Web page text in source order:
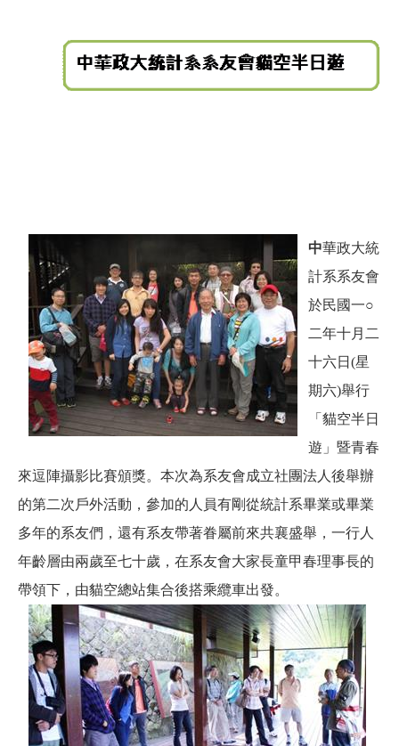
中華政大統
計系系友會
於民國一○
二年十月二
十六日(星
期六)舉行
「貓空半日
遊」暨青春
來逗陣攝影比賽頒獎。本次為系友會成立社團法人後舉辦
的第二次戶外活動，參加的人員有剛從統計系畢業或畢業
多年的系友們，還有系友帶著眷屬前來共襄盛舉，一行人
年齡層由兩歲至七十歲，在系友會大家長童甲春理事長的
帶領下，由貓空總站集合後搭乘纜車出發。